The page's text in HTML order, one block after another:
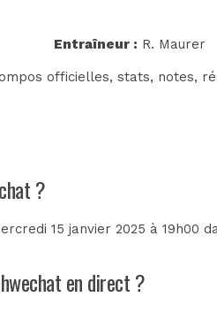
Entraîneur : R. Maurer
officielles, stats, notes,
?
15 janvier 2025 à 19h00
en direct ?